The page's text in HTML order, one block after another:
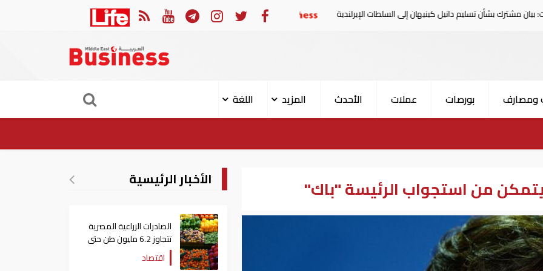
تسليم دانيل كينيهان إلى السلطات الإيرلندية سوريا تدين الهجوم الإيراني على ناقلة "أدنوك" في مضيق هرمز ‏
ومصارف بورصات عملات الأحدث المزيد
اللغة
يتمكن من استجواب الرئيسة "باك" الأخبار الرئيسية
الصادرات الزراعية المصرية
تتجاوز 6.2 مليون طن حتى
الآناقتصاد